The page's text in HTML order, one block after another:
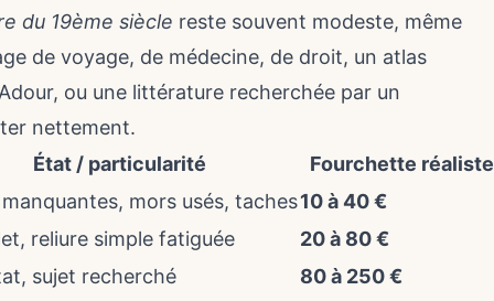
du 19ème siècle reste souvent modeste, même
de voyage, de médecine, de droit, un atlas
ou une littérature recherchée par un
nettement.
État / particularité
Fourchette réaliste
manquantes, mors usés, taches10 à 40 €
reliure simple fatiguée
20 à 80 €
sujet recherché
80 à 250 €